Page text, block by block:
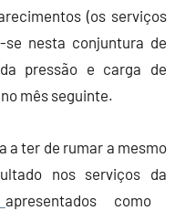
(os serviços
nesta conjuntura de
pressão e carga de
mês seguinte.
a ter de rumar a mesmo
nos serviços da
apresentados como